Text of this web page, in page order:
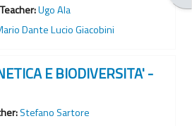
Teacher:Ugo Ala
Dante Lucio Giacobini
E BIODIVERSITA' -
Stefano Sartore